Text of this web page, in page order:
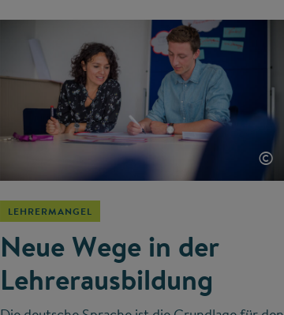
©
LEHRERMANGEL
Neue Wege in der
Lehrerausbildung